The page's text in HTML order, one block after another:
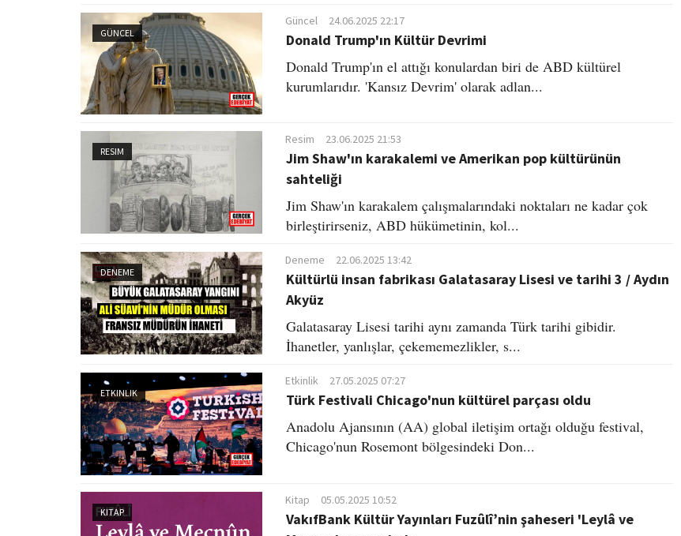
GÜNCEL
Güncel 24.06.2025 22:17
Donald Trump'ın Kültür Devrimi
Donald Trump'ın el attığı konulardan biri de ABD kültürel
kurumlarıdır. 'Kansız Devrim' olarak adlan...
RESIM
Resim 23.06.2025 21:53
Jim Shaw'ın karakalemi ve Amerikan pop kültürünün
sahteliği
Jim Shaw'ın karakalem çalışmalarındaki noktaları ne kadar çok
birleştirirseniz, ABD hükümetinin, kol...
DENEME
Deneme 22.06.2025 13:42
Kültürlü insan fabrikası Galatasaray Lisesi ve tarihi 3 / Aydın
Akyüz
Galatasaray Lisesi tarihi aynı zamanda Türk tarihi gibidir.
İhanetler, yanlışlar, çekememezlikler, s...
ETKINLIK
Etkinlik 27.05.2025 07:27
Türk Festivali Chicago'nun kültürel parçası oldu
Anadolu Ajansının (AA) global iletişim ortağı olduğu festival,
Chicago'nun Rosemont bölgesindeki Don...
KITAP
Kitap 05.05.2025 10:52
VakıfBank Kültür Yayınları Fuzûlî’nin şaheseri 'Leylâ ve